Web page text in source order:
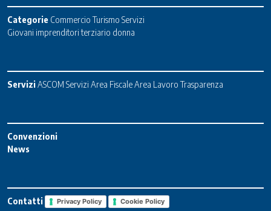
Categorie Commercio Turismo Servizi
Giovani imprenditori terziario donna
ServiziASCOM Servizi Area FiscaleArea Lavoro Trasparenza
Convenzioni
News
Contatti Privacy Policy Cookie Policy